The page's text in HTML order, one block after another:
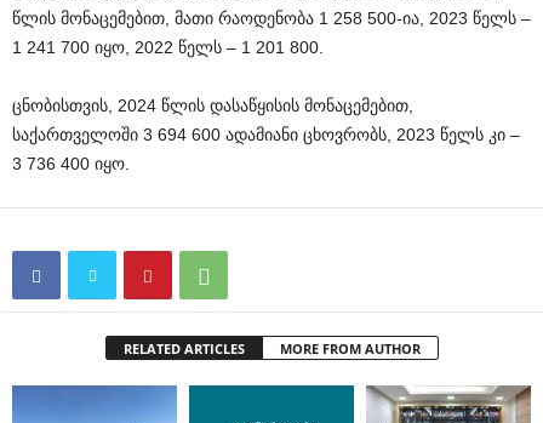
წლის მონაცემებით, მათი რაოდენობა 1 258 500-ია, 2023 წელს –
1 241 700 იყო, 2022 წელს – 1 201 800.
ცნობისთვის, 2024 წლის დასაწყისის მონაცემებით,
საქართველოში 3 694 600 ადამიანი ცხოვრობს, 2023 წელს კი –
3 736 400 იყო.
RELATED ARTICLES MORE FROM AUTHOR